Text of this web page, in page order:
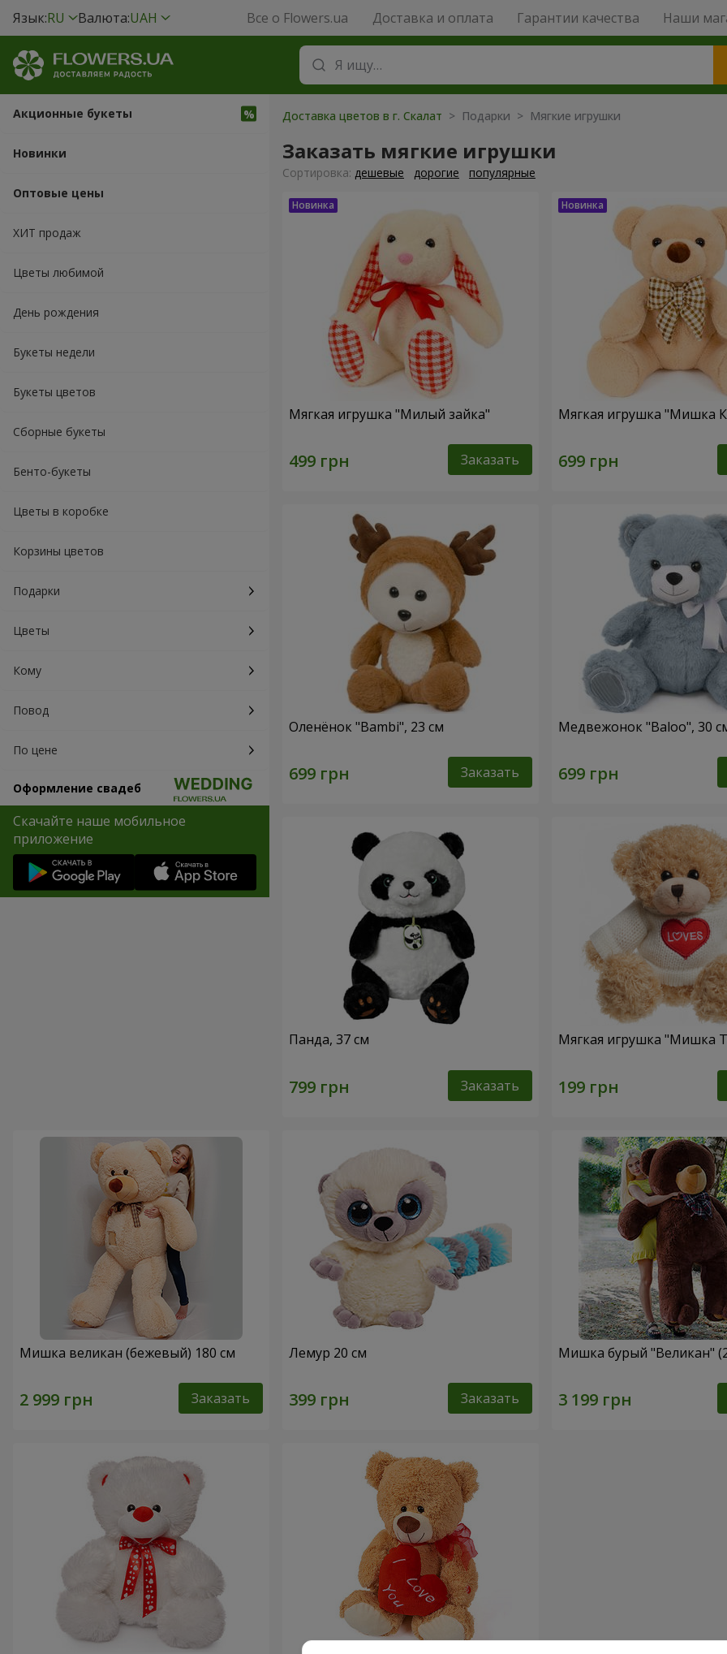
Язык:RU Валюта:UAH Все о Flowers.ua Доставка и оплата Гарантии качества Наши
Акционные букеты
Новинки
Оптовые цены
ХИТ продаж
Цветы любимой
День рождения
Букеты недели
Букеты цветов
Сборные букеты
Бенто-букеты
Цветы в коробке
Корзины цветов
Подарки
Цветы
Кому
Повод
По цене
Оформление свадеб
Скачайте наше мобильное
приложение
Доставка цветов в г. Скалат > Подарки > Мягкие игрушки
Заказать мягкие игрушки
Cортировка: дешевые дорогие популярные
Мягкая игрушка "Милый зайка"
Заказать
Мягкая игрушка "Мишка
Оленёнок "Bambi", 23 см
Заказать
Медвежонок "Baloo", 30
Панда, 37 см
Заказать
Мягкая игрушка "Мишка
Мишка великан (бежевый) 180 см
Заказать
Лемур 20 см
Заказать
Мишка бурый "Великан"